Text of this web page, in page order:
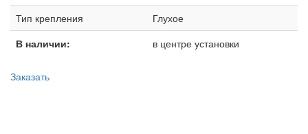
Тип крепления
Глухое
В наличии:
в центре установки
Заказать